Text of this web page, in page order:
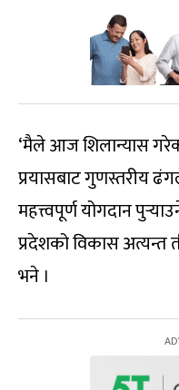
‘मैले आज शिलान्यास
प्रयासबाट गुणस्तरीय
महत्त्वपूर्ण योगदान
प्रदेशको विकास अत्यन्त
भने ।